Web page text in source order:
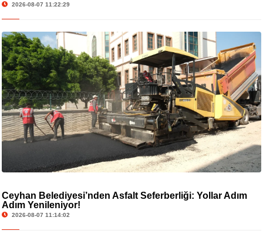
2026-08-07 11:22:29
Ceyhan Belediyesi’nden Asfalt Seferberliği: Yollar Adım
Adım Yenileniyor!
2026-08-07 11:14:02